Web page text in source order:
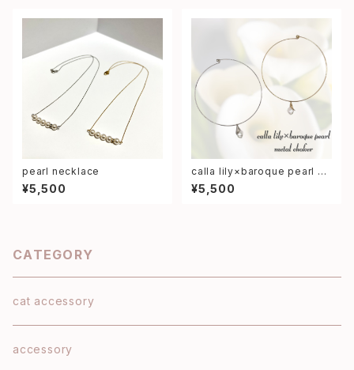
pearl necklace
¥5,500
calla lily×baroque pearl m
etal choker
¥5,500
CATEGORY
cat accessory
accessory